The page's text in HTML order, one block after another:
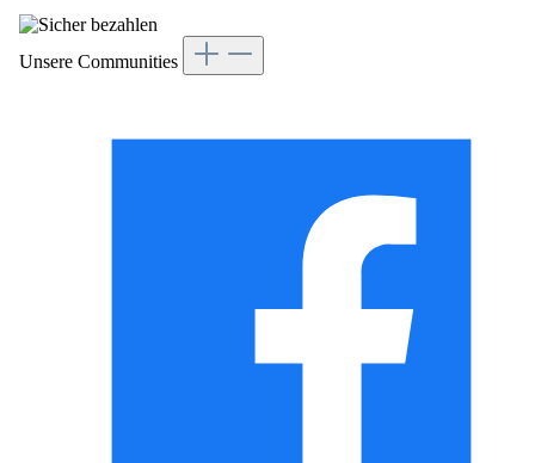
Unsere Communities